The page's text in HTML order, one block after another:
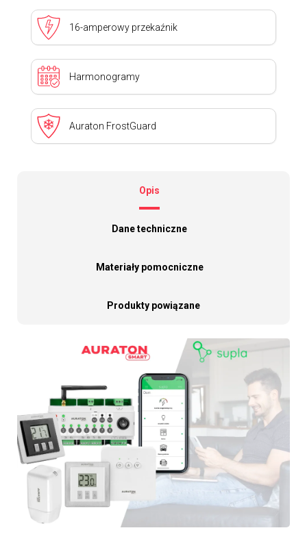
16-amperowy przekaźnik
Harmonogramy
Auraton FrostGuard
Opis
Dane techniczne
Materiały pomocniczne
Produkty powiązane